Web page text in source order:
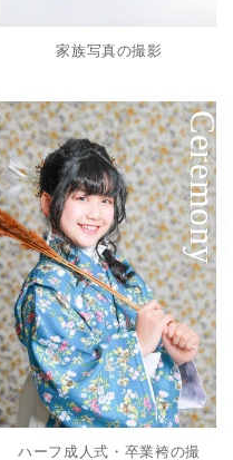
家族写真の撮影
Ceremony
ハーフ成人式・卒業袴の撮